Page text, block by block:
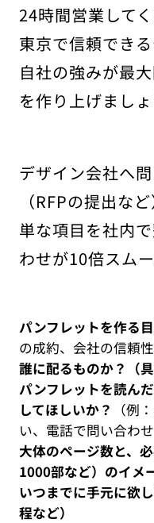
24時間営業して
東京で信頼でき
自社の強みが最
を作り上げましょ
デザイン会社へ
（RFPの提出な
単な項目を社内
わせが10倍スム
パンフレットを作る
の成約、会社の信頼
誰に配るものか？（
パンフレットを読ん
してほしいか？
（例
い、電話で問い合わ
大体のページ数と、
1000部など）のイメ
いつまでに手元に欲
程など）